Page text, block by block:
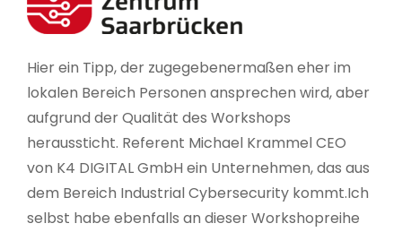
Hier ein Tipp, der zugegebenermaßen eher im
lokalen Bereich Personen ansprechen wird, aber
aufgrund der Qualität des Workshops
heraussticht. Referent Michael Krammel CEO
von K4 DIGITAL GmbH ein Unternehmen, das aus
dem Bereich Industrial Cybersecurity kommt.Ich
selbst habe ebenfalls an dieser Workshopreihe